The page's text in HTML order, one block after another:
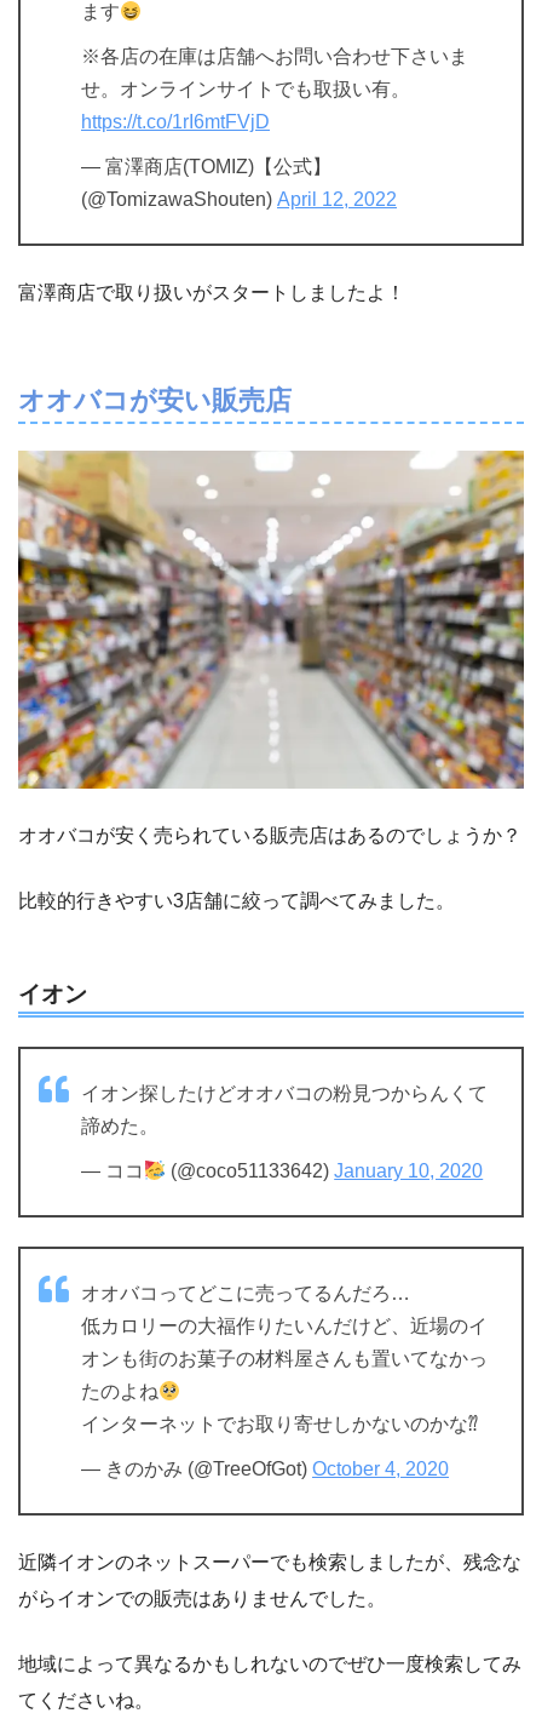
ます
※各店の在庫は店舗へお問い合わせ下さいま
せ。オンラインサイトでも取扱い有。
https://t.co/1rI6mtFVjD
— 富澤商店(TOMIZ)【公式】
(@TomizawaShouten) April 12, 2022
富澤商店で取り扱いがスタートしましたよ！
オオバコが安い販売店
オオバコが安く売られている販売店はあるのでしょうか？
比較的行きやすい3店舗に絞って調べてみました。
イオン
イオン探したけどオオバコの粉見つからんくて
諦めた。
— ココ (@coco51133642)January 10, 2020
オオバコってどこに売ってるんだろ…
低カロリーの大福作りたいんだけど、近場のイ
オンも街のお菓子の材料屋さんも置いてなかっ
たのよね
インターネットでお取り寄せしかないのかな⁇
— きのかみ (@TreeOfGot) October 4, 2020
近隣イオンのネットスーパーでも検索しましたが、残念な
がらイオンでの販売はありませんでした。
地域によって異なるかもしれないのでぜひ一度検索してみ
てくださいね。